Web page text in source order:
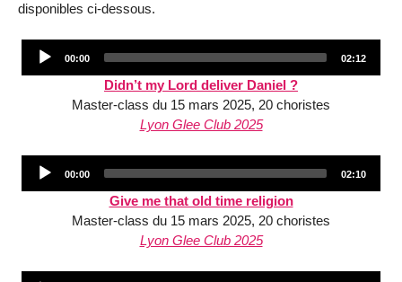
disponibles ci-dessous.
Current
00:00
Total
02:12
Didn’t my Lord deliver Daniel ?
Master-class du 15 mars 2025, 20 choristes
Lyon Glee Club 2025
Current
00:00
Total
02:10
Give me that old time religion
Master-class du 15 mars 2025, 20 choristes
Lyon Glee Club 2025